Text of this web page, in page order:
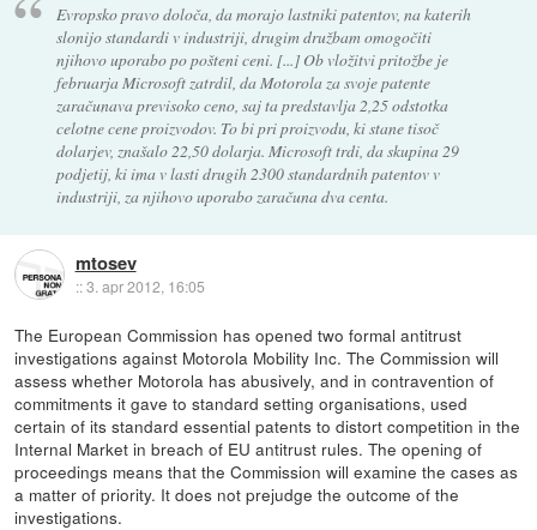
Evropsko pravo določa, da morajo lastniki patentov, na katerih
slonijo standardi v industriji, drugim družbam omogočiti
njihovo uporabo po pošteni ceni. [...] Ob vložitvi pritožbe je
februarja Microsoft zatrdil, da Motorola za svoje patente
zaračunava previsoko ceno, saj ta predstavlja 2,25 odstotka
celotne cene proizvodov. To bi pri proizvodu, ki stane tisoč
dolarjev, znašalo 22,50 dolarja. Microsoft trdi, da skupina 29
podjetij, ki ima v lasti drugih 2300 standardnih patentov v
industriji, za njihovo uporabo zaračuna dva centa.
mtosev
::3. apr 2012, 16:05
The European Commission has opened two formal antitrust
investigations against Motorola Mobility Inc. The Commission will
assess whether Motorola has abusively, and in contravention of
commitments it gave to standard setting organisations, used
certain of its standard essential patents to distort competition in the
Internal Market in breach of EU antitrust rules. The opening of
proceedings means that the Commission will examine the cases as
a matter of priority. It does not prejudge the outcome of the
investigations.